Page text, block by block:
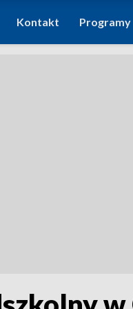
Kontakt Programy